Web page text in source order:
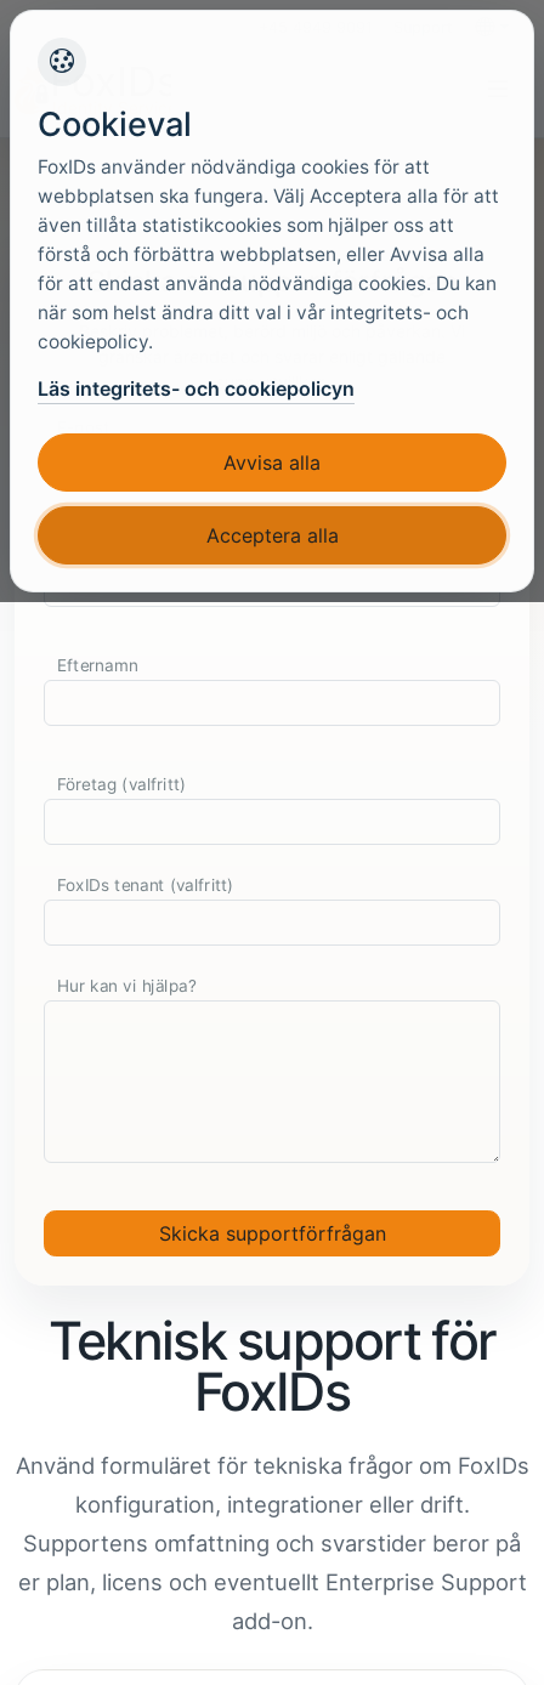
Teknisk support för
FoxIDs
Använd formuläret för tekniska frågor om FoxIDs
konfiguration, integrationer eller drift.
Supportens omfattning och svarstider beror på
er plan, licens och eventuellt Enterprise Support
add-on.
Skicka en supportförfrågan
Beskriv problemet, berörd miljö och påverkan. Vi
granskar ärendet och svarar enligt gällande
supportvillkor.
Efternamn
Företag (valfritt)
FoxIDs tenant (valfritt)
Hur kan vi hjälpa?
Skicka supportförfrågan
Cookieval
FoxIDs använder nödvändiga cookies för att
webbplatsen ska fungera. Välj Acceptera alla för att
även tillåta statistikcookies som hjälper oss att
förstå och förbättra webbplatsen, eller Avvisa alla
för att endast använda nödvändiga cookies. Du kan
när som helst ändra ditt val i vår integritets- och
cookiepolicy.
Läs integritets- och cookiepolicyn
Avvisa alla
Acceptera alla